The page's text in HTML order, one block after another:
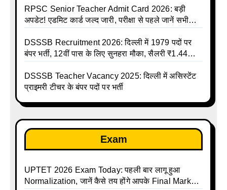
RPSC Senior Teacher Admit Card 2026: बड़ी
अपडेट! एडमिट कार्ड जल्द जारी, परीक्षा से पहले जानें सभी
DSSSB Recruitment 2026: दिल्ली में 1979 पदों पर
बंपर भर्ती, 12वीं पास के लिए सुनहरा मौका, सैलरी ₹1.44
DSSSB Teacher Vacancy 2025: दिल्ली में असिस्टेंट
प्राइमरी टीचर के बंपर पदों पर भर्ती
Exam
UPTET 2026 Exam Today: पहली बार लागू हुआ
Normalization, जानें कैसे तय होंगे आपके Final Marks